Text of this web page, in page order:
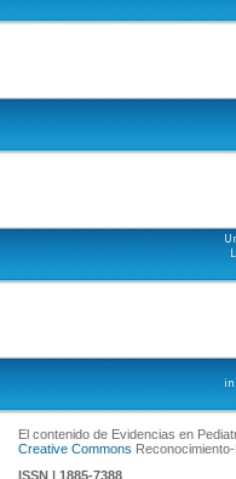
El contenido de Evidencias en
Creative Commons
ISSN | 1885-7388